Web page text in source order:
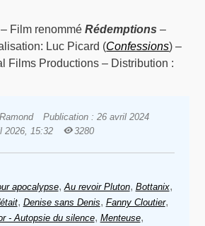
– Film renomméRédemptions –
Luc Picard (Confessions) –
Films Productions – Distribution :
Publication : 26 avril 2024
2026, 15:32
3280
apocalypse, Au revoir Pluton, Bottanix,
, Denise sans Denis, Fanny Cloutier,
- Autopsie du silence, Menteuse,